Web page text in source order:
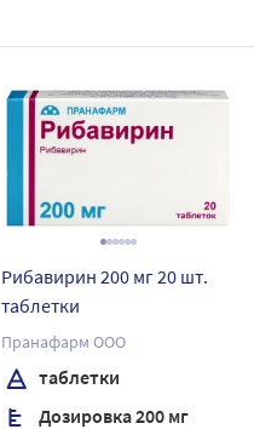
Рибавирин 200 мг 20 шт.
таблетки
Пранафарм ООО
таблетки
Дозировка 200 мг